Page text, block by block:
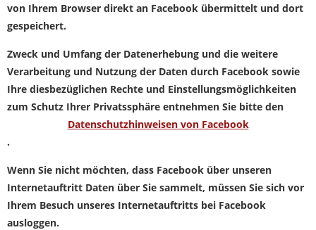
von Ihrem Browser direkt an Facebook übermittelt und dort
gespeichert.
Zweck und Umfang der Datenerhebung und die weitere
Verarbeitung und Nutzung der Daten durch Facebook sowie
Ihre diesbezüglichen Rechte und Einstellungsmöglichkeiten
zum Schutz Ihrer Privatssphäre entnehmen Sie bitte den
Datenschutzhinweisen von Facebook
.
Wenn Sie nicht möchten, dass Facebook über unseren
Internetauftritt Daten über Sie sammelt, müssen Sie sich vor
Ihrem Besuch unseres Internetauftritts bei Facebook
ausloggen.